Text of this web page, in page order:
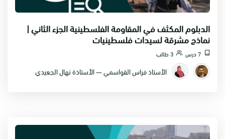
الدبلوم المكثف في المقاومة الفلسطينية الجزء الثاني |
نماذج مشرقة لسيدات فلسطينيات
7 درس 3 طالب
الأستاذ فراس القواسمي — الأستاذة نهال الجعيدي